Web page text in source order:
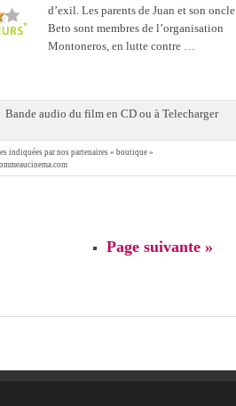
d’exil. Les parents de Juan et son oncle
Beto sont membres de l’organisation
Montoneros, en lutte contre …
Bande audio du film en CD ou à Telecharger
indiquées par nos partenaires « boutique »
Page suivante »